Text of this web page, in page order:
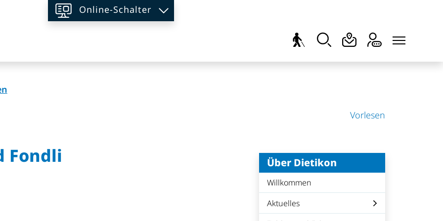
Online-Schalter
(ausgewählt)
Vorlesen
Über Dietikon
Willkommen
Aktuelles
Fondli